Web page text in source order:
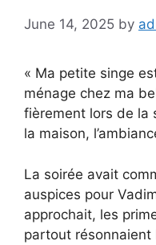
June 14, 2025 by
« Ma petite singe
ménage chez ma
fièrement lors de la
la maison,
La soirée avait
auspices pour
approchait, les
partout résonnaient